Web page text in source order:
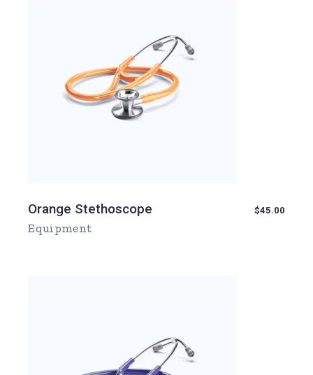
Orange Stethoscope $45.00
Equipment